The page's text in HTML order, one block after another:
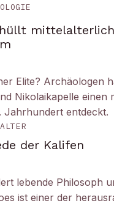
Elite? Archäologen
Nikolaikapelle einen
Jahrhundert entdeckt.
der Kalifen
lebende Philosoph
ist einer der